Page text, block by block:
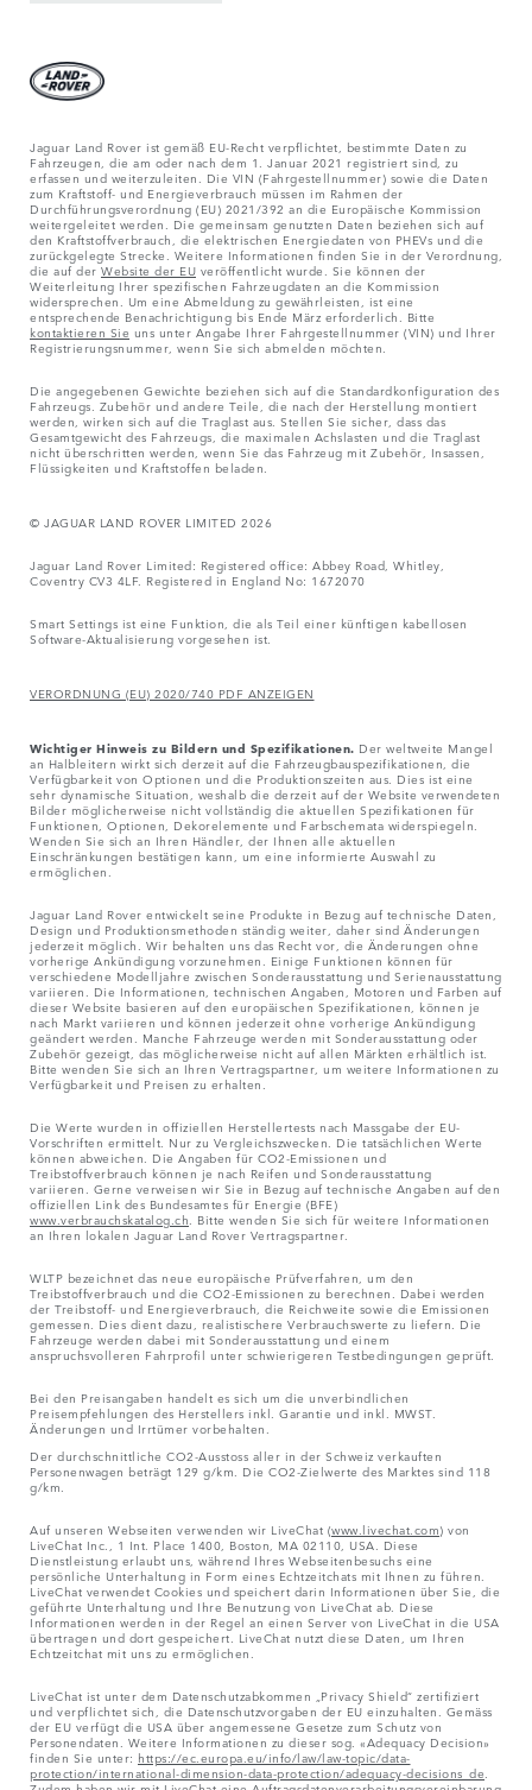
Jaguar Land Rover ist gemäß EU-Recht verpflichtet, bestimmte Daten zu
Fahrzeugen, die am oder nach dem 1. Januar 2021 registriert sind, zu
erfassen und weiterzuleiten. Die VIN (Fahrgestellnummer) sowie die Daten
zum Kraftstoff- und Energieverbrauch müssen im Rahmen der
Durchführungsverordnung (EU) 2021/392 an die Europäische Kommission
weitergeleitet werden. Die gemeinsam genutzten Daten beziehen sich auf
den Kraftstoffverbrauch, die elektrischen Energiedaten von PHEVs und die
zurückgelegte Strecke. Weitere Informationen finden Sie in der Verordnung,
die auf derWebsite der EU veröffentlicht wurde. Sie können der
Weiterleitung Ihrer spezifischen Fahrzeugdaten an die Kommission
widersprechen. Um eine Abmeldung zu gewährleisten, ist eine
entsprechende Benachrichtigung bis Ende März erforderlich. Bitte
kontaktieren Sie uns unter Angabe Ihrer Fahrgestellnummer (VIN) und Ihrer
Registrierungsnummer, wenn Sie sich abmelden möchten.
Die angegebenen Gewichte beziehen sich auf die Standardkonfiguration des
Fahrzeugs. Zubehör und andere Teile, die nach der Herstellung montiert
werden, wirken sich auf die Traglast aus. Stellen Sie sicher, dass das
Gesamtgewicht des Fahrzeugs, die maximalen Achslasten und die Traglast
nicht überschritten werden, wenn Sie das Fahrzeug mit Zubehör, Insassen,
Flüssigkeiten und Kraftstoffen beladen.
© JAGUAR LAND ROVER LIMITED 2026
Jaguar Land Rover Limited: Registered office: Abbey Road, Whitley,
Coventry CV3 4LF. Registered in England No: 1672070
Smart Settings ist eine Funktion, die als Teil einer künftigen kabellosen
Software-Aktualisierung vorgesehen ist.
VERORDNUNG (EU) 2020/740 PDF ANZEIGEN
Wichtiger Hinweis zu Bildern und Spezifikationen. Der weltweite Mangel
an Halbleitern wirkt sich derzeit auf die Fahrzeugbauspezifikationen, die
Verfügbarkeit von Optionen und die Produktionszeiten aus. Dies ist eine
sehr dynamische Situation, weshalb die derzeit auf der Website verwendeten
Bilder möglicherweise nicht vollständig die aktuellen Spezifikationen für
Funktionen, Optionen, Dekorelemente und Farbschemata widerspiegeln.
Wenden Sie sich an Ihren Händler, der Ihnen alle aktuellen
Einschränkungen bestätigen kann, um eine informierte Auswahl zu
ermöglichen.
Jaguar Land Rover entwickelt seine Produkte in Bezug auf technische Daten,
Design und Produktionsmethoden ständig weiter, daher sind Änderungen
jederzeit möglich. Wir behalten uns das Recht vor, die Änderungen ohne
vorherige Ankündigung vorzunehmen. Einige Funktionen können für
verschiedene Modelljahre zwischen Sonderausstattung und Serienausstattung
variieren. Die Informationen, technischen Angaben, Motoren und Farben auf
dieser Website basieren auf den europäischen Spezifikationen, können je
nach Markt variieren und können jederzeit ohne vorherige Ankündigung
geändert werden. Manche Fahrzeuge werden mit Sonderausstattung oder
Zubehör gezeigt, das möglicherweise nicht auf allen Märkten erhältlich ist.
Bitte wenden Sie sich an Ihren Vertragspartner, um weitere Informationen zu
Verfügbarkeit und Preisen zu erhalten.
Die Werte wurden in offiziellen Herstellertests nach Massgabe der EU-
Vorschriften ermittelt. Nur zu Vergleichszwecken. Die tatsächlichen Werte
können abweichen. Die Angaben für CO2-Emissionen und
Treibstoffverbrauch können je nach Reifen und Sonderausstattung
variieren. Gerne verweisen wir Sie in Bezug auf technische Angaben auf den
offiziellen Link des Bundesamtes für Energie (BFE)
www.verbrauchskatalog.ch . Bitte wenden Sie sich für weitere Informationen
an Ihren lokalen Jaguar Land Rover Vertragspartner.
WLTP bezeichnet das neue europäische Prüfverfahren, um den
Treibstoffverbrauch und die CO2-Emissionen zu berechnen. Dabei werden
der Treibstoff- und Energieverbrauch, die Reichweite sowie die Emissionen
gemessen. Dies dient dazu, realistischere Verbrauchswerte zu liefern. Die
Fahrzeuge werden dabei mit Sonderausstattung und einem
anspruchsvolleren Fahrprofil unter schwierigeren Testbedingungen geprüft.
Bei den Preisangaben handelt es sich um die unverbindlichen
Preisempfehlungen des Herstellers inkl. Garantie und inkl. MWST.
Änderungen und Irrtümer vorbehalten.
Der durchschnittliche CO2-Ausstoss aller in der Schweiz verkauften
Personenwagen beträgt 129 g/km. Die CO2-Zielwerte des Marktes sind 118
g/km.
Auf unseren Webseiten verwenden wir LiveChat (www.livechat.com) von
LiveChat Inc., 1 Int. Place 1400, Boston, MA 02110, USA. Diese
Dienstleistung erlaubt uns, während Ihres Webseitenbesuchs eine
persönliche Unterhaltung in Form eines Echtzeitchats mit Ihnen zu führen.
LiveChat verwendet Cookies und speichert darin Informationen über Sie, die
geführte Unterhaltung und Ihre Benutzung von LiveChat ab. Diese
Informationen werden in der Regel an einen Server von LiveChat in die USA
übertragen und dort gespeichert. LiveChat nutzt diese Daten, um Ihren
Echtzeitchat mit uns zu ermöglichen.
LiveChat ist unter dem Datenschutzabkommen „Privacy Shield“ zertifiziert
und verpflichtet sich, die Datenschutzvorgaben der EU einzuhalten. Gemäss
der EU verfügt die USA über angemessene Gesetze zum Schutz von
Personendaten. Weitere Informationen zu dieser sog. «Adequacy Decision»
finden Sie unter: https://ec.europa.eu/info/law/law-topic/data-
protection/international-dimension-data-protection/adequacy-decisions_de